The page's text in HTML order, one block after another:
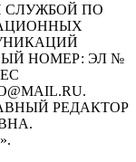
СЛУЖБОЙ ПО
НОМЕР: ЭЛ №
РЕДАКТОР